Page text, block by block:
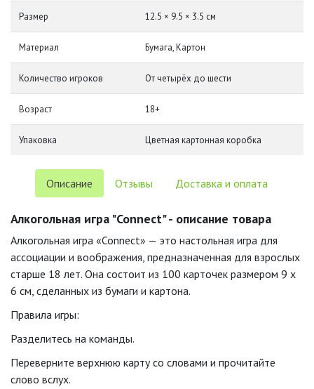
Размер 12.5 × 9.5 × 3.5 см
Материал Бумага, Картон
Количество игроков От четырёх до шести
Возраст 18+
Упаковка Цветная картонная коробка
Описание Отзывы Доставка и оплата
Алкогольная игра "Connect" - описание товара
Алкогольная игра «Connect» — это настольная игра для
ассоциации и воображения, предназначенная для взрослых
старше 18 лет. Она состоит из 100 карточек размером 9 x
6 см, сделанных из бумаги и картона.
Правила игры:
Разделитесь на команды.
Переверните верхнюю карту со словами и прочитайте
слово вслух.